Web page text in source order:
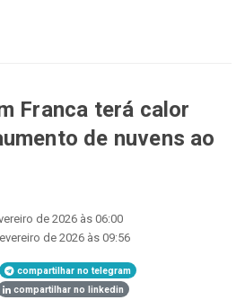
Franca terá calor
de nuvens ao
de 2026 às 06:00
de 2026 às 09:56
compartilhar no telegram
compartilhar no linkedin